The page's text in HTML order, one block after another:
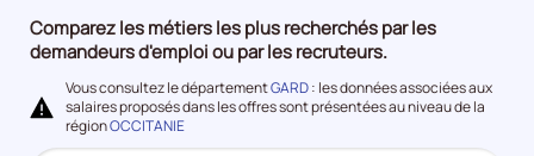
l'emploi
Comparez les métiers les plus recherchés par les
demandeurs d'emploi ou par les recruteurs.
Vous consultez le départementGARD: les données associées aux
salaires proposés dans les offres sont présentées au niveau de la
régionOCCITANIE